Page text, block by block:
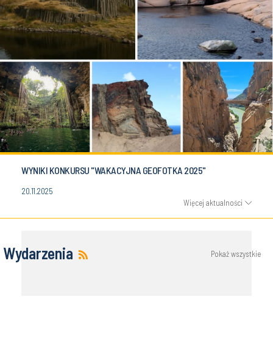
WYNIKI KONKURSU "WAKACYJNA GEOFOTKA 2025"
20.11.2025
Więcej aktualności
Wydarzenia Pokaż wszystkie